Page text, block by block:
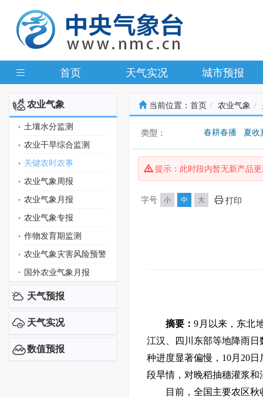
首页 天气实况 城市预报
农业气象
土壤水分监测
农业干旱综合监测
关键农时农事
农业气象周报
农业气象月报
农业气象专报
作物发育期监测
农业气象灾害风险预警
国外农业气象月报
天气预报
天气实况
数值预报
当前位置： 首页 农业气象
类型： 春耕春播 夏收
提示：此时段内暂无新产品
字号 小 中 大 打印
摘要：9月以来，东北
江汉、四川东部等地降雨日
种进度显著偏慢，10月20
段旱情 ，对晚稻抽穗灌浆
目前，全国主要农区秋